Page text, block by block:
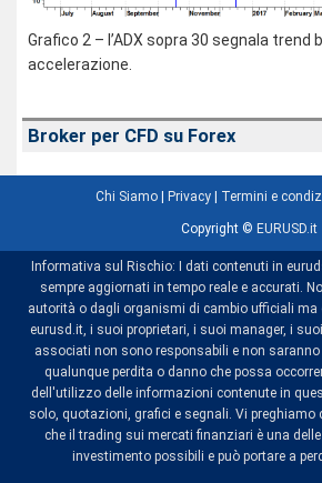
Grafico 2 – l’ADX sopra 30 segnala trend
accelerazione.
Broker per CFD su Forex
Chi Siamo| Privacy| Termini e
Copyright © EURUSD.it
Informativa sul Rischio: I dati contenuti in
sempre aggiornati in tempo reale e accurati.
autorità o dagli organismi di cambio ufficiali ma
eurusd.it, i suoi proprietari, i suoi manager, i
associati non sono responsabili e non
qualunque perdita o danno che possa
dell'utilizzo delle informazioni contenute in
solo, quotazioni, grafici e segnali. Vi preghiamo
che il trading sui mercati finanziari è una
investimento possibili e può portare a